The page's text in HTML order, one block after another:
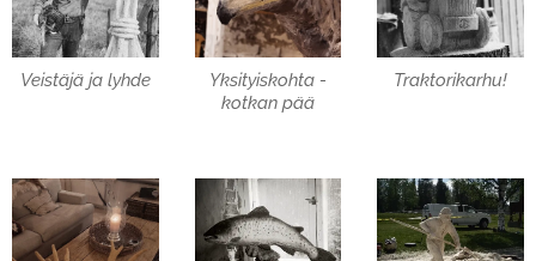
Veistäjä ja lyhde
Yksityiskohta -
kotkan pää
Traktorikarhu!